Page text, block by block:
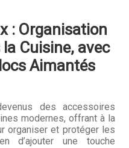
: Organisation
Cuisine, avec
Aimantés
des accessoires
modernes, offrant à la
organiser et protéger les
d’ajouter une touche